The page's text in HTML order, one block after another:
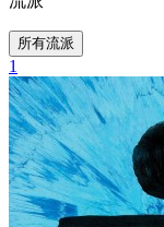
所有流派
1